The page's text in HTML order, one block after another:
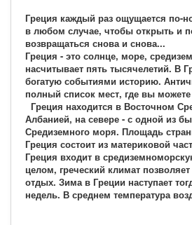
Греция каждый раз ощущается по-
в любом случае, чтобы открыть и
возвращаться снова и снова...
Греция - это солнце, море,
насчитывает пять тысячелетий. В
богатую событиями историю.
полный список мест, где вы
Греция находится в Восточном
Албанией, на севере - с одной из
Средиземного моря. Площадь
Греция состоит из материковой
Греция входит в
целом, греческий климат
отдых. Зима в Греции наступает
недель. В среднем температура